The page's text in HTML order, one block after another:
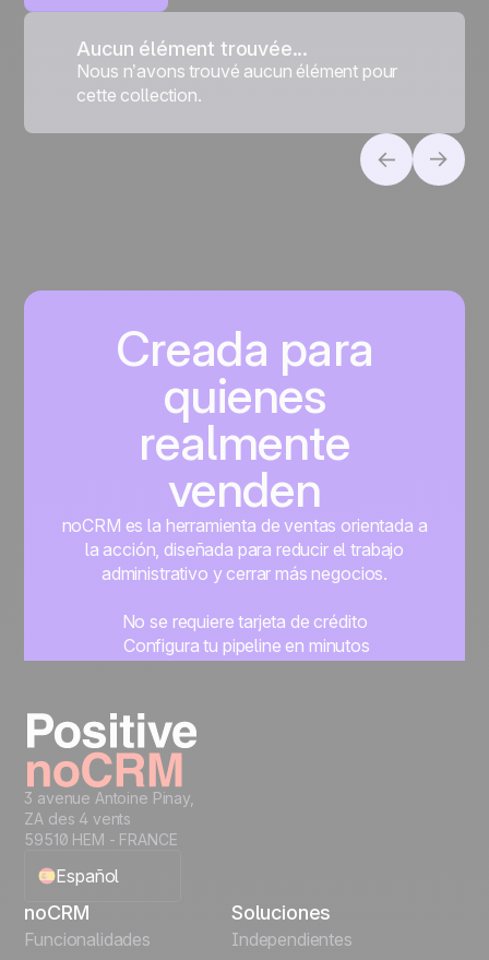
Aucun élément trouvée...
Nous n’avons trouvé aucun élément pour
cette collection.
Creada para
quienes
realmente
venden
noCRM es la herramienta de ventas orientada a
la acción, diseñada para reducir el trabajo
administrativo y cerrar más negocios.
No se requiere tarjeta de crédito
Configura tu pipeline en minutos
3 avenue Antoine Pinay,
ZA des 4 vents
59510 HEM - FRANCE
Español
English
noCRM
Funcionalidades
Soluciones
Independientes